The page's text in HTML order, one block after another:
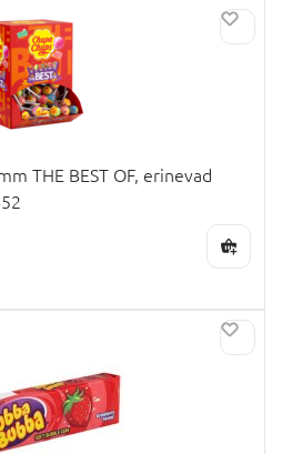
THE BEST OF, erinevad